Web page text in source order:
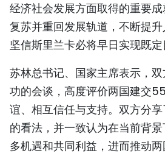
经济社会发展方面取得的重要
复苏并重回发展轨道，不断提
坚信斯里兰卡必将早日实现既定
苏林总书记、国家主席表示，
功的会谈，高度评价两国建交
谊、相互信任与支持。双方分
的看法，并一致认为在当前背
多机遇和共同利益，进而推动